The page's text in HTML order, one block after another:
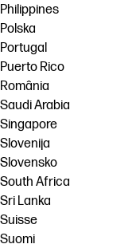
Philippines
Polska
Portugal
Puerto Rico
România
Saudi Arabia
Singapore
Slovenija
Slovensko
South Africa
Sri Lanka
Suisse
Suomi